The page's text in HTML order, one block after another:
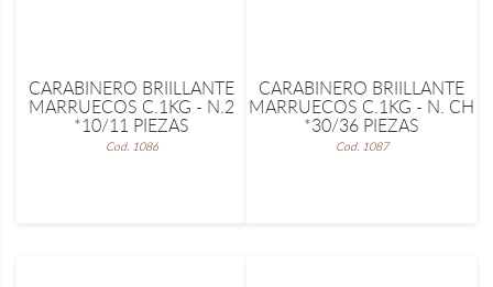
CARABINERO BRIILLANTE
MARRUECOS C.1KG - N.2
*10/11 PIEZAS
Cod. 1086
CARABINERO BRIILLANTE
MARRUECOS C.1KG - N. CH
*30/36 PIEZAS
Cod. 1087